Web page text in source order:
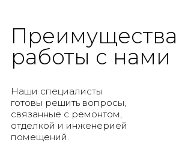
Наши специалисты
готовы решить вопросы,
связанные с ремонтом,
отделкой и инженерией
помещений.
Преимущества
работы с нами